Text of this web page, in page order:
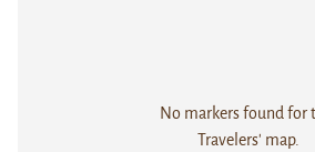
No markers found for
Travelers' map.